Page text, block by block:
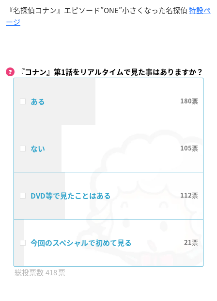
『名探偵コナン』エピソード”ONE”小さくなった名探偵特設ペ
ージ
『コナン』第1話をリアルタイムで見た事はありますか？
ある 180
ない 105
DVD等で見たことはある 112
今回のスペシャルで初めて見る 21
418